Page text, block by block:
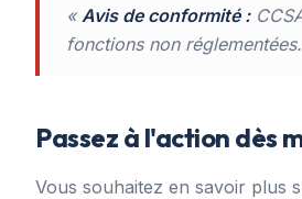
«Avis de conformité :
fonctions non
Passez à l'action dès
Vous souhaitez en savoir plus